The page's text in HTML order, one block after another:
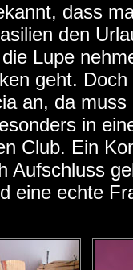
dass
den
Lupe
geht.
an, da
in
Club. Ein
Aufschluss
eine echte